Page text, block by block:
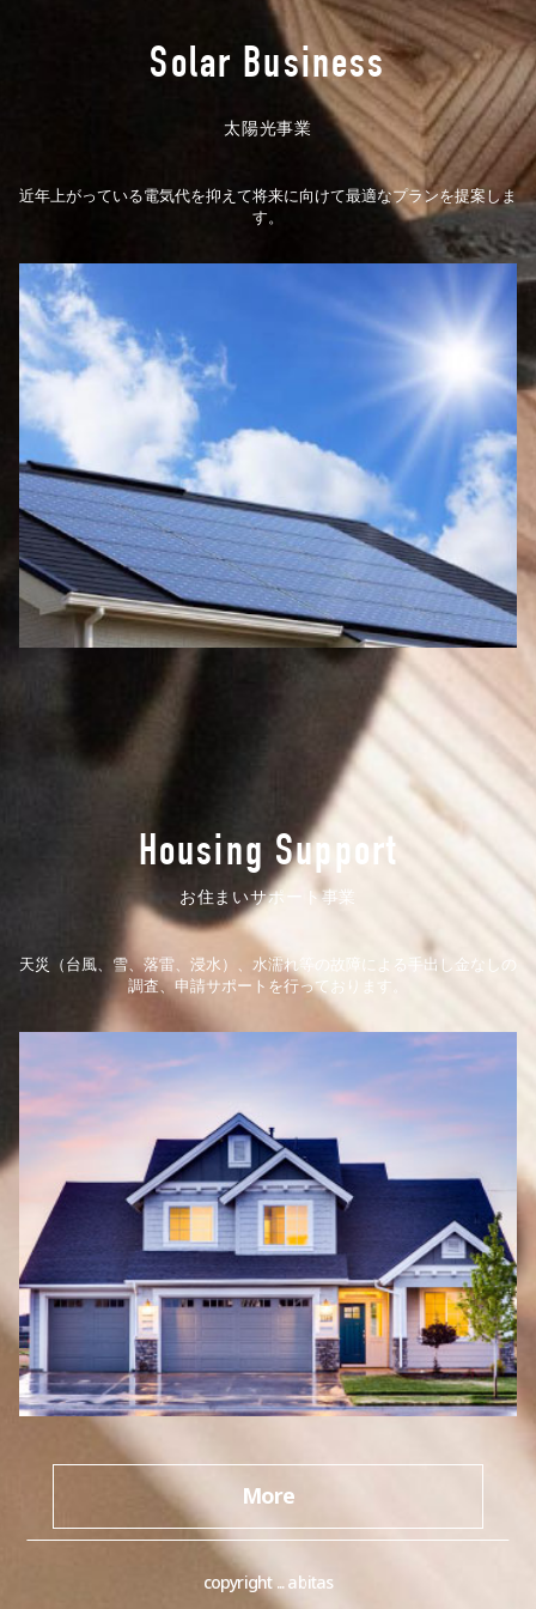
Solar Business
太陽光事業
近年上がっている電気代を抑えて将来に向けて最適なプランを提案しま
す。
Housing Support
お住まいサポート事業
天災（台風、雪、落雷、浸水）、水濡れ等の故障による手出し金なしの
調査、申請サポートを行っております。
More
copyright ... abitas